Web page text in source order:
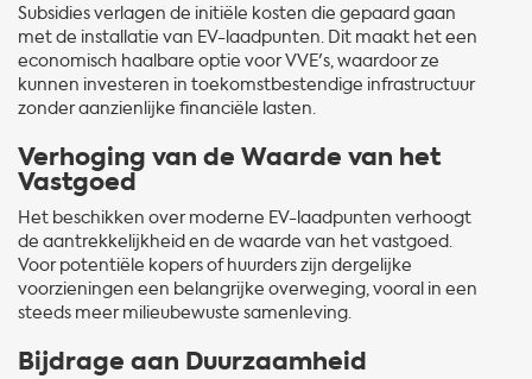
Subsidies verlagen de initiële kosten die gepaard gaan
met de installatie van EV-laadpunten. Dit maakt het een
economisch haalbare optie voor VVE's, waardoor ze
kunnen investeren in toekomstbestendige infrastructuur
zonder aanzienlijke financiële lasten.
Verhoging van de Waarde van het
Vastgoed
Het beschikken over moderne EV-laadpunten verhoogt
de aantrekkelijkheid en de waarde van het vastgoed.
Voor potentiële kopers of huurders zijn dergelijke
voorzieningen een belangrijke overweging, vooral in een
steeds meer milieubewuste samenleving.
Bijdrage aan Duurzaamheid